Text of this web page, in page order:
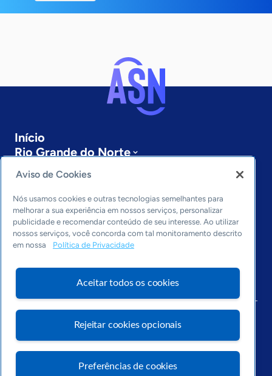
Início
Rio Grande do Norte
Sobre a ASN
Últimas notícias
Entre em contato
Editorias
Economia & Política
Inovação & Tecnologia
Cultura empreendedora
Arquivo
Aviso de Cookies
Nós usamos cookies e outras tecnologias semelhantes para
melhorar a sua experiência em nossos serviços, personalizar
publicidade e recomendar conteúdo de seu interesse. Ao utilizar
nossos serviços, você concorda com tal monitoramento descrito
em nossa
Política de Privacidade
Aceitar todos os cookies
Rejeitar cookies opcionais
Preferências de cookies